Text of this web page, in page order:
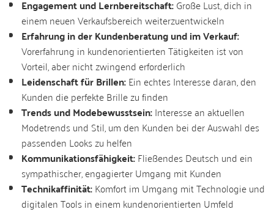
Engagement und Lernbereitschaft:Große Lust, dich in
einem neuen Verkaufsbereich weiterzuentwickeln
Erfahrung in der Kundenberatung und im Verkauf:
Vorerfahrung in kundenorientierten Tätigkeiten ist von
Vorteil, aber nicht zwingend erforderlich
Leidenschaft für Brillen:Ein echtes Interesse daran, den
Kunden die perfekte Brille zu finden
Trends und Modebewusstsein:Interesse an aktuellen
Modetrends und Stil, um den Kunden bei der Auswahl des
passenden Looks zu helfen
Kommunikationsfähigkeit:Fließendes Deutsch und ein
sympathischer, engagierter Umgang mit Kunden
Technikaffinität:Komfort im Umgang mit Technologie und
digitalen Tools in einem kundenorientierten Umfeld